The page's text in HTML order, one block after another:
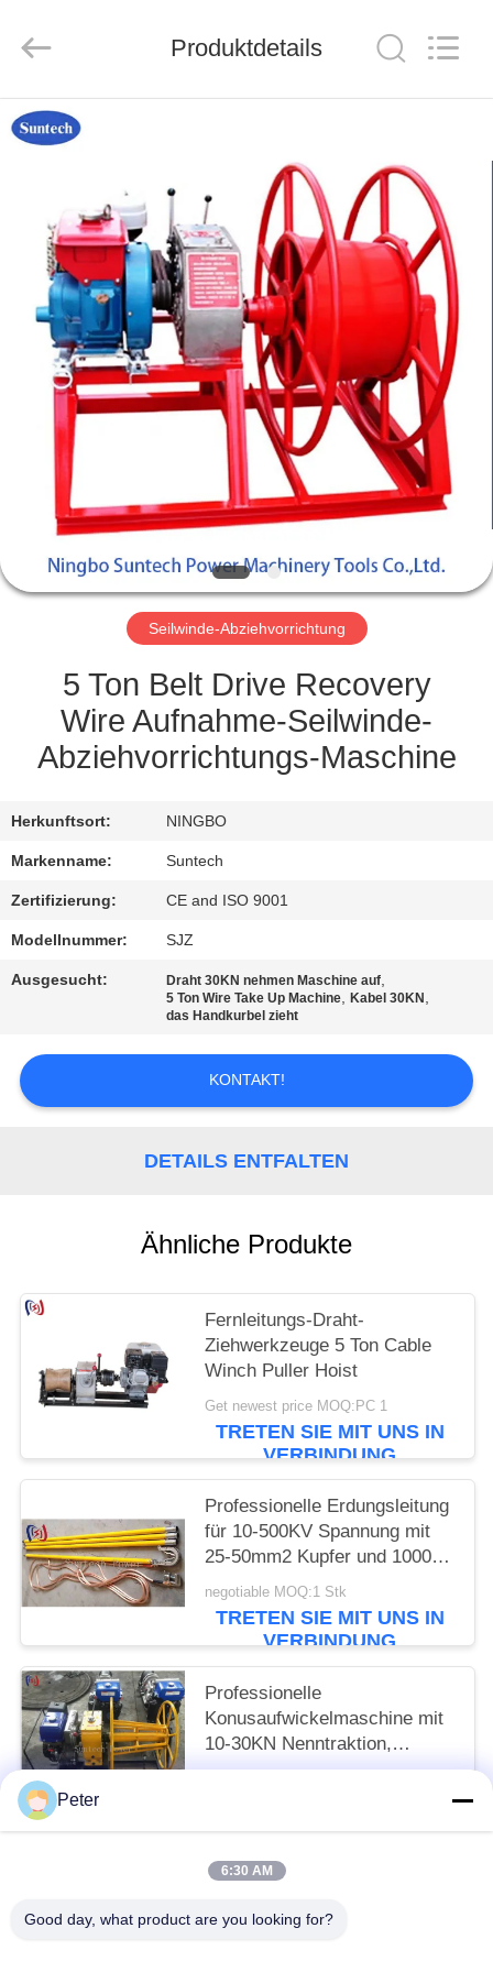
ZU
HAUSE
PRODUKTE
ÜBER
UNS
WERKSBESICHTIGUNG
QUALITÄTSKONTROLLE
NEUIGKEITEN
BITTE UM
ANGEBOT
SITEMAP
DATENSCHUTZRICHTLINIE
Tools
Co.,Ltd..
Reserved.
Produktdetails
Seilwinde-Abziehvorrichtung
5 Ton Belt Drive Recovery
Wire Aufnahme-Seilwinde-
Abziehvorrichtungs-Maschine
Herkunftsort: NINGBO
Markenname: Suntech
Zertifizierung: CE and ISO 9001
Modellnummer: SJZ
Ausgesucht: Draht 30KN nehmen Maschine auf,
5 Ton Wire Take Up Machine,Kabel 30KN ,
das Handkurbel zieht
KONTAKT!
DETAILS ENTFALTEN
Ähnliche Produkte
Fernleitungs-Draht-
Ziehwerkzeuge 5 Ton Cable
Winch Puller Hoist
Get newest price MOQ:PC 1
TRETEN SIE MIT UNS IN
VERBINDUNG
Professionelle Erdungsleitung
für 10-500KV Spannung mit
25-50mm2 Kupfer und 1000-
5500mm Gesamtlänge für
sichere elektrische Erdung
negotiable MOQ:1 Stk
TRETEN SIE MIT UNS IN
VERBINDUNG
Professionelle
Konusaufwickelmaschine mit
10-30KN Nenntraktion,
Benzinbetrieben für effizientes
VERBINDUNG
Peter
6:30 AM
Good day, what product are you looking for?